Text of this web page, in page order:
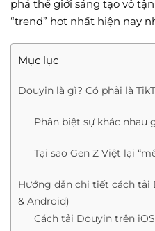
phá thế giới sáng tạo vô
“trend” hot nhất hiện nay
Mục lục
Douyin là gì? Có phải là
Phân biệt sự khác nhau
Tại sao Gen Z Việt lại
Hướng dẫn chi tiết cách tải
& Android)
Cách tải Douyin trên